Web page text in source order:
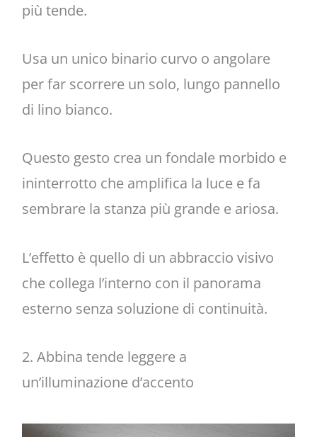
più tende.
Usa un unico binario curvo o angolare
per far scorrere un solo, lungo pannello
di lino bianco.
Questo gesto crea un fondale morbido e
ininterrotto che amplifica la luce e fa
sembrare la stanza più grande e ariosa.
L’effetto è quello di un abbraccio visivo
che collega l’interno con il panorama
esterno senza soluzione di continuità.
2. Abbina tende leggere a
un’illuminazione d’accento